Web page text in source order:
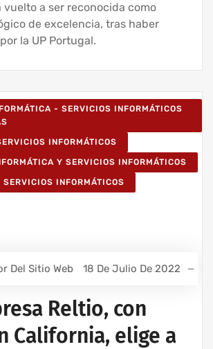
vuelto a ser reconocida como
de excelencia, tras haber
la UP Portugal.
- SERVICIOS INFORMÁTICOS
INFORMÁTICOS
Y SERVICIOS INFORMÁTICOS
INFORMÁTICOS
Del Sitio Web 18 De Julio De 2022
Reltio, con
California, elige a